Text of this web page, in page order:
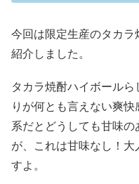
今回は限定生産のタカ
紹介しました。
タカラ焼酎ハイボール
りが何とも言えない爽
系だとどうしても甘味
が、これは甘味なし！
すよ。